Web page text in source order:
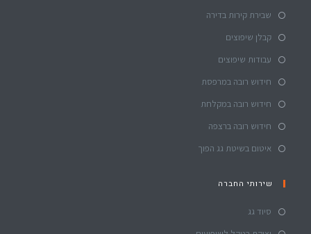
שבירת קירות בדירה
קבלן שיפוצים
עבודות שיפוצים
חידוש רובה במרפסת
חידוש רובה במקלחת
חידוש רובה ברצפה
איטום בשיטת גג הפוך
שירותי החברה
סיוד גג